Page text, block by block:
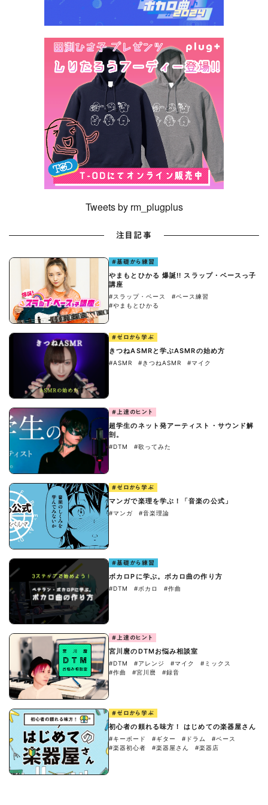
Tweets by rm_plugplus
注目記事
#基礎から練習
やまもとひかる 爆誕!! スラップ・ベースっ子
講座
#スラップ・ベース
#ベース練習
#やまもとひかる
#ゼロから学ぶ
きつねASMRと学ぶASMRの始め方
#ASMR #きつねASMR #マイク
#上達のヒント
超学生のネット発アーティスト・サウンド解
剖。
#DTM #歌ってみた
#ゼロから学ぶ
マンガで楽理を学ぶ！「音楽の公式」
#マンガ #音楽理論
#基礎から練習
ボカロPに学ぶ。ボカロ曲の作り方
#DTM #ボカロ #作曲
#上達のヒント
宮川麿のDTMお悩み相談室
#DTM #アレンジ #マイク
#ミックス
#作曲
#宮川麿 #録音
#ゼロから学ぶ
初心者の頼れる味方！ はじめての楽器屋さん
#キーボード #ギター #ドラム
#ベース
#楽器初心者
#楽器屋さん #楽器店